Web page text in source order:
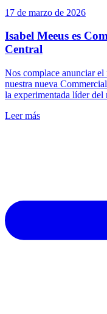
17 de marzo de 2026
Isabel Meeus es
Central
Nos complace anunciar
nuestra nueva
la experimentada líder del
Leer más